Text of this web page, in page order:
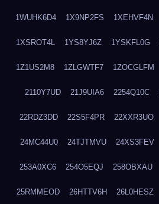
1WUHK6D4 1X9NP2FS 1XEHVF4N
1XSROT4L 1YS8YJ6Z 1YSKFL0G
1Z1US2M8 1ZLGWTF7 1ZOCGLFM
2110Y7UD 21J9UIA6 2254Q10C
22RDZ3DD 22S5F4PR 22XXR3UO
24MC44U0 24TJTMVU 24XS3FEV
253A0XC6 254O5EQJ 258OBXAU
25RMMEOD 26HTTV6H 26L0HESZ